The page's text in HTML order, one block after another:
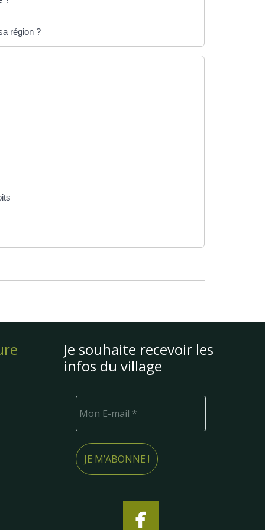
région ?
Je souhaite recevoir les
infos du village